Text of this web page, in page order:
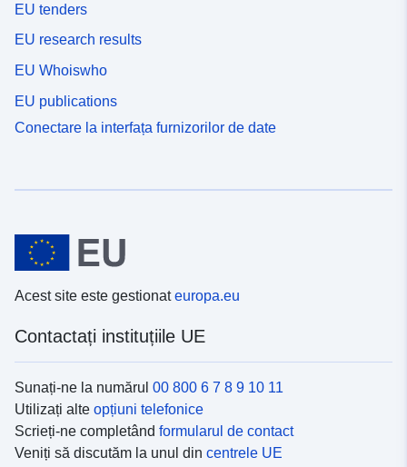
EU tenders
EU research results
EU Whoiswho
EU publications
Conectare la interfața furnizorilor de date
Acest site este gestionateuropa.eu
Contactați instituțiile UE
Sunați-ne la numărul 00 800 6 7 8 9 10 11
Utilizați alte opțiuni telefonice
Scrieți-ne completând formularul de contact
Veniți să discutăm la unul din centrele UE